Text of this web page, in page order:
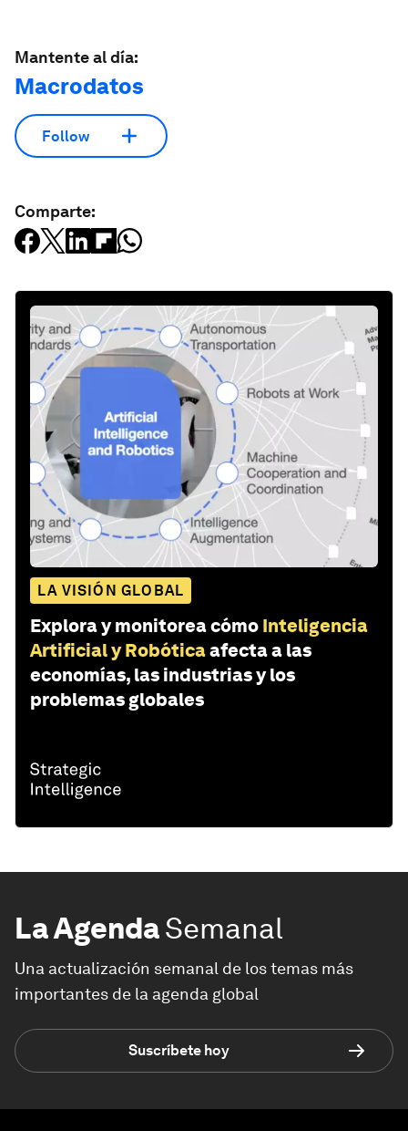
Mantente al día:
Macrodatos
Follow
Comparte:
LA VISIÓN GLOBAL
Explora y monitorea cómo Inteligencia
Artificial y Robóticaafecta a las
economías, las industrias y los
problemas globales
La AgendaSemanal
Una actualización semanal de los temas más
importantes de la agenda global
Suscríbete hoy